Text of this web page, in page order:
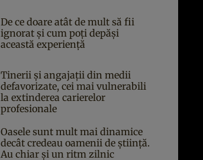
De ce doare atât de mult să fii
ignorat și cum poți depăși
această experiență
Tinerii și angajații din medii
defavorizate, cei mai vulnerabili
la extinderea carierelor
profesionale
Oasele sunt mult mai dinamice
decât credeau oamenii de știință.
Au chiar și un ritm zilnic